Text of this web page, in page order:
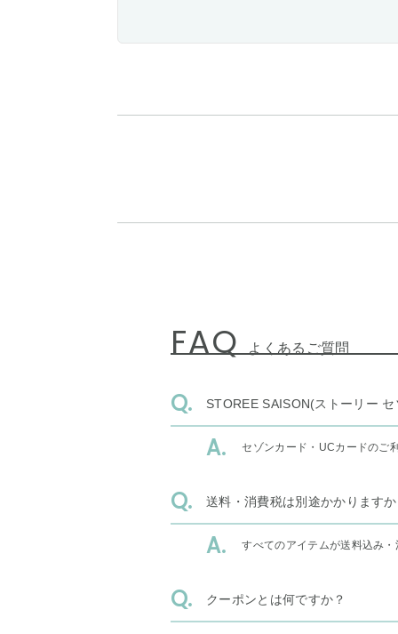
FAQ よくあるご質問
STOREE SAISON(ストーリー
セゾンカード・UCカードのご
送料・消費税は別途かかりますか
すべてのアイテムが送料込み・
クーポンとは何ですか？